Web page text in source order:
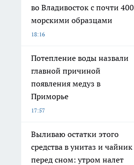
во Владивосток с почти 400
морскими образцами
18:16
Потепление воды назвали
главной причиной
появления медуз в
Приморье
17:57
Выливаю остатки этого
средства в унитаз и чайник
перед сном: утром налет